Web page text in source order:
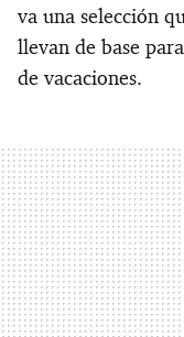
va una selección
llevan de base
de vacaciones.